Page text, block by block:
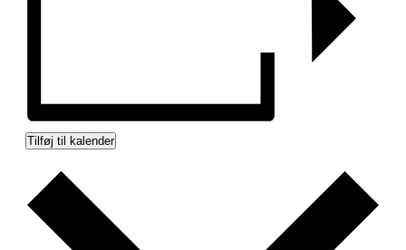
Tilføj til kalender